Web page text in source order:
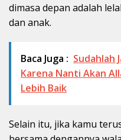
dimasa depan adalah
dan anak.
Baca Juga : Sudahlah
Karena Nanti Akan
Lebih Baik
Selain itu, jika kamu